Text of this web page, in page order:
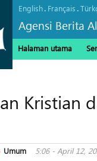
English. Français.
Agensi Berita
Halaman utama
Kristian
Umum 5:06 - April 12,